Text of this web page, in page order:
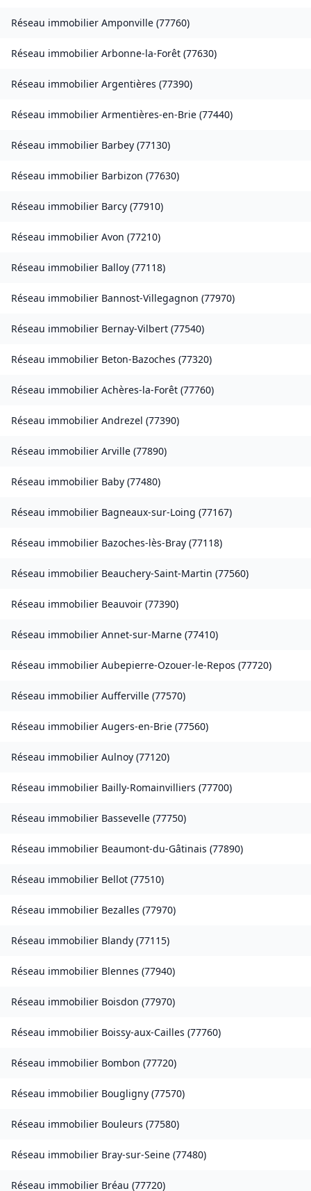
Réseau immobilier Amponville (77760)
Réseau immobilier Arbonne-la-Forêt (77630)
Réseau immobilier Argentières (77390)
Réseau immobilier Armentières-en-Brie (77440)
Réseau immobilier Barbey (77130)
Réseau immobilier Barbizon (77630)
Réseau immobilier Barcy (77910)
Réseau immobilier Avon (77210)
Réseau immobilier Balloy (77118)
Réseau immobilier Bannost-Villegagnon (77970)
Réseau immobilier Bernay-Vilbert (77540)
Réseau immobilier Beton-Bazoches (77320)
Réseau immobilier Achères-la-Forêt (77760)
Réseau immobilier Andrezel (77390)
Réseau immobilier Arville (77890)
Réseau immobilier Baby (77480)
Réseau immobilier Bagneaux-sur-Loing (77167)
Réseau immobilier Bazoches-lès-Bray (77118)
Réseau immobilier Beauchery-Saint-Martin (77560)
Réseau immobilier Beauvoir (77390)
Réseau immobilier Annet-sur-Marne (77410)
Réseau immobilier Aubepierre-Ozouer-le-Repos (77720)
Réseau immobilier Aufferville (77570)
Réseau immobilier Augers-en-Brie (77560)
Réseau immobilier Aulnoy (77120)
Réseau immobilier Bailly-Romainvilliers (77700)
Réseau immobilier Bassevelle (77750)
Réseau immobilier Beaumont-du-Gâtinais (77890)
Réseau immobilier Bellot (77510)
Réseau immobilier Bezalles (77970)
Réseau immobilier Blandy (77115)
Réseau immobilier Blennes (77940)
Réseau immobilier Boisdon (77970)
Réseau immobilier Boissy-aux-Cailles (77760)
Réseau immobilier Bombon (77720)
Réseau immobilier Bougligny (77570)
Réseau immobilier Bouleurs (77580)
Réseau immobilier Bray-sur-Seine (77480)
Réseau immobilier Bréau (77720)